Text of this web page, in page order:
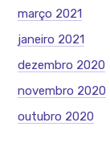
março 2021
janeiro 2021
dezembro 2020
novembro 2020
outubro 2020